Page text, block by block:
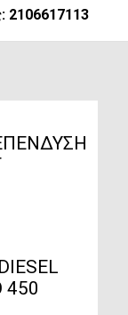
2106617113
450